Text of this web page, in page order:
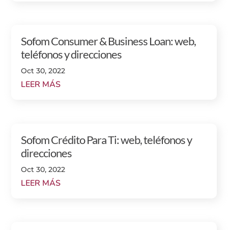
Sofom Consumer & Business Loan: web,
teléfonos y direcciones
Oct 30, 2022
LEER MÁS
Sofom Crédito Para Ti: web, teléfonos y
direcciones
Oct 30, 2022
LEER MÁS